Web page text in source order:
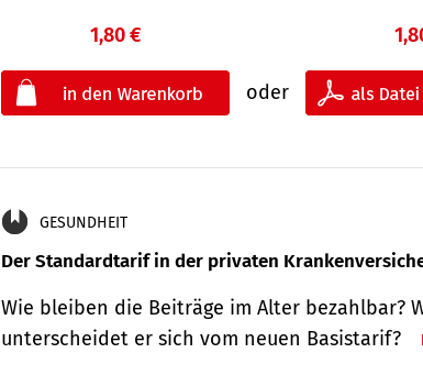
1,80 €
oder
GESUNDHEIT
Der Standard­tarif in der privaten
Wie bleiben die Beiträge im Alter bezahlbar?
unterscheidet er sich vom neuen Basistarif?